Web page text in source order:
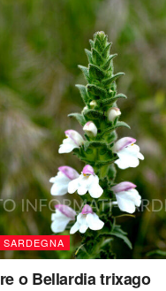
o Bellardia trixago